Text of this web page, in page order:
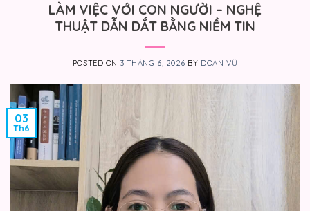
LÀM VIỆC VỚI CON NGƯỜI – NGHỆ
THUẬT DẪN DẮT BẰNG NIỀM TIN
POSTED ON 3 THÁNG 6, 2026 BY DOAN VŨ
03
Th6